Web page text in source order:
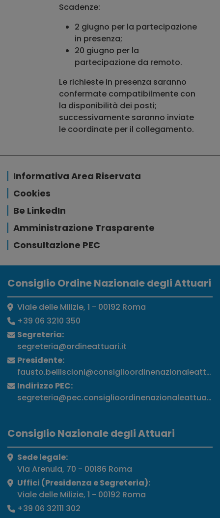
Scadenze:
2 giugno per la partecipazione
in presenza;
20 giugno per la
partecipazione da remoto.
Le richieste in presenza saranno
confermate compatibilmente con
la disponibilità dei posti;
successivamente saranno inviate
le coordinate per il collegamento.
Informativa Area Riservata
Cookies
Be LinkedIn
Amministrazione Trasparente
Consultazione PEC
Consiglio Ordine Nazionale degli Attuari
Viale delle Milizie, 1 - 00192 Roma
+39 06 3210 350
Segreteria:
segreteria@ordineattuari.it
Presidente:
Indirizzo PEC:
segreteria@pec.consiglioordinenazionaleattuari.it
Consiglio Nazionale degli Attuari
Sede legale:
Via Arenula, 70 - 00186 Roma
Uffici (Presidenza e Segreteria):
Viale delle Milizie, 1 - 00192 Roma
+39 06 32111 302